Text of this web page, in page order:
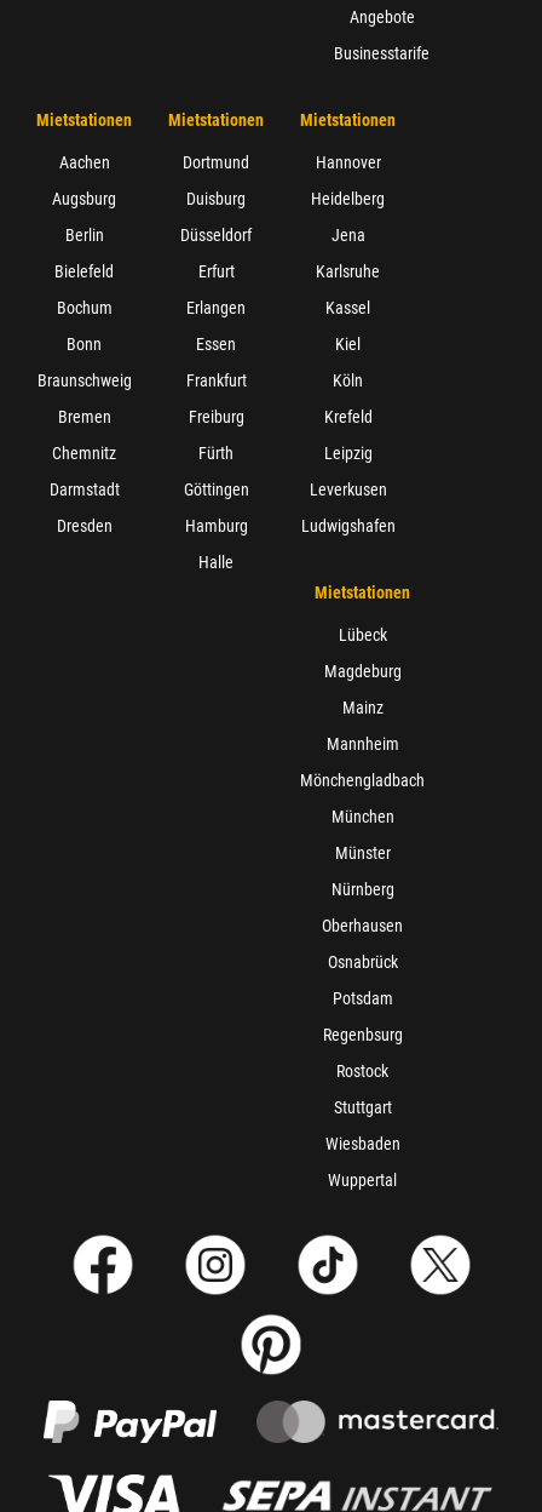
Angebote
Businesstarife
Mietstationen
Aachen
Augsburg
Berlin
Bielefeld
Bochum
Bonn
Braunschweig
Bremen
Chemnitz
Darmstadt
Dresden
Mietstationen
Dortmund
Duisburg
Düsseldorf
Erfurt
Erlangen
Essen
Frankfurt
Freiburg
Fürth
Göttingen
Hamburg
Halle
Mietstationen
Hannover
Heidelberg
Jena
Karlsruhe
Kassel
Kiel
Köln
Krefeld
Leipzig
Leverkusen
Ludwigshafen
Mietstationen
Lübeck
Magdeburg
Mainz
Mannheim
Mönchengladbach
München
Münster
Nürnberg
Oberhausen
Osnabrück
Potsdam
Regenbsurg
Rostock
Stuttgart
Wiesbaden
Wuppertal